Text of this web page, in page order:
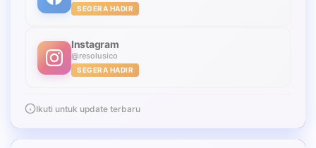
SEGERA HADIR
Instagram
@resolusico
SEGERA HADIR
Ikuti untuk update terbaru